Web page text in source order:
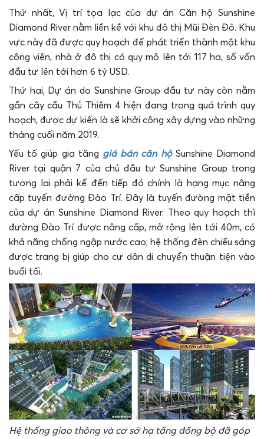
Thứ nhất, Vị trí tọa lạc của dự án Căn hộ Sunshine
Diamond River nằm liền kề với khu đô thị Mũi Đèn Đỏ. Khu
vực này đã được quy hoạch để phát triển thành một khu
công viên, nhà ở đô thị có quy mô lên tới 117 ha, số vốn
đầu tư lên tới hơn 6 tỷ USD.
Thứ hai, Dự án do Sunshine Group đầu tư này còn nằm
gần cây cầu Thủ Thiêm 4 hiện đang trong quá trình quy
hoạch, được dự kiến là sẽ khởi công xây dựng vào những
tháng cuối năm 2019.
Yếu tố giúp gia tăng giá bán căn hộSunshine Diamond
River tại quận 7 của chủ đầu tư Sunshine Group trong
tương lai phải kể đến tiếp đó chính là hạng mục nâng
cấp tuyến đường Đào Trí. Đây là tuyến đường mặt tiền
của dự án Sunshine Diamond River. Theo quy hoạch thì
đường Đào Trí được nâng cấp, mở rộng lên tới 40m, có
khả năng chống ngập nước cao; hệ thống đèn chiếu sáng
được trang bị giúp cho cư dân di chuyển thuận tiện vào
buổi tối.
Hệ thống giao thông và cơ sở hạ tầng đồng bộ đã góp